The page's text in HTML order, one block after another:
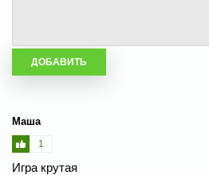
Маша
1
Игра крутая